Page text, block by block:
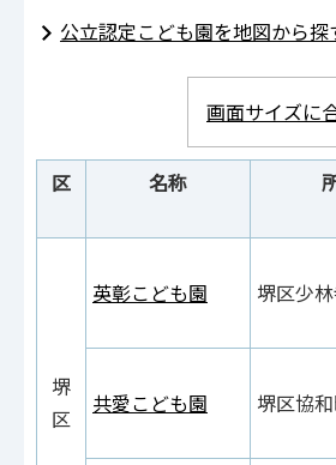
公立認定こども園を地図から探
画面サイズに
区 名称
堺
区
英彰こども園 堺区少
共愛こども園 堺区協